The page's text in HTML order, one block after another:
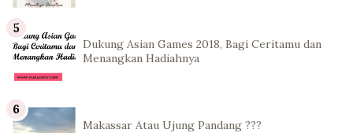
Dukung Asian Games 2018, Bagi Ceritamu dan
Menangkan Hadiahnya
Makassar Atau Ujung Pandang ???